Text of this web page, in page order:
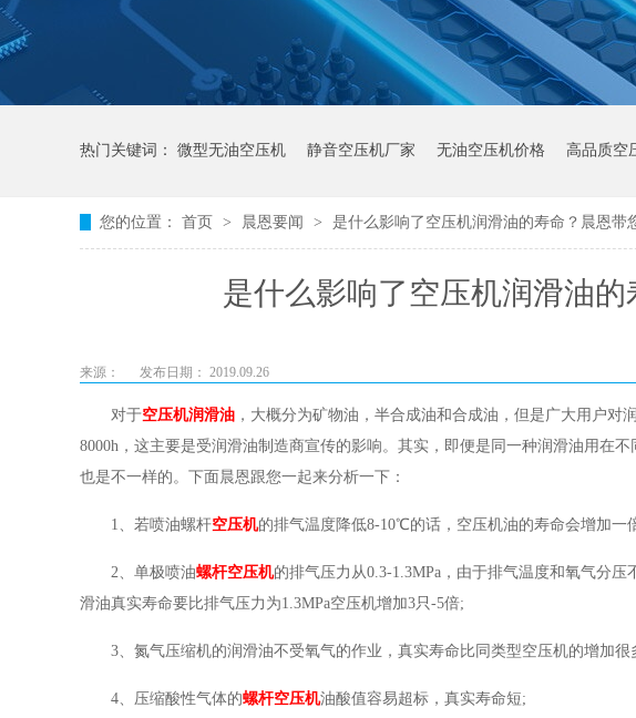
热门关键词： 微型无油空压机 静音空压机厂家 无油空压机价格 高品质空
您的位置： 首页 > 晨恩要闻 > 是什么影响了空压机润滑油的寿命？晨恩带
是什么影响了空压机润滑油
来源： 发布日期： 2019.09.26
对于空压机润滑油 ，大概分为矿物油，半合成油和合成油，但是广大用户对
8000h，这主要是受润滑油制造商宣传的影响。其实，即便是同一种润滑油用在
也是不一样的。下面晨恩跟您一起来分析一下：
1、若喷油螺杆空压机的排气温度降低8-10℃的话，空压机油的寿命会增加一
2、单极喷油螺杆空压机的排气压力从0.3-1.3MPa，由于排气温度和氧气分
滑油真实寿命要比排气压力为1.3MPa空压机增加3只-5倍;
3、氮气压缩机的润滑油不受氧气的作业，真实寿命比同类型空压机的增加很
4、压缩酸性气体的螺杆空压机油酸值容易超标，真实寿命短;